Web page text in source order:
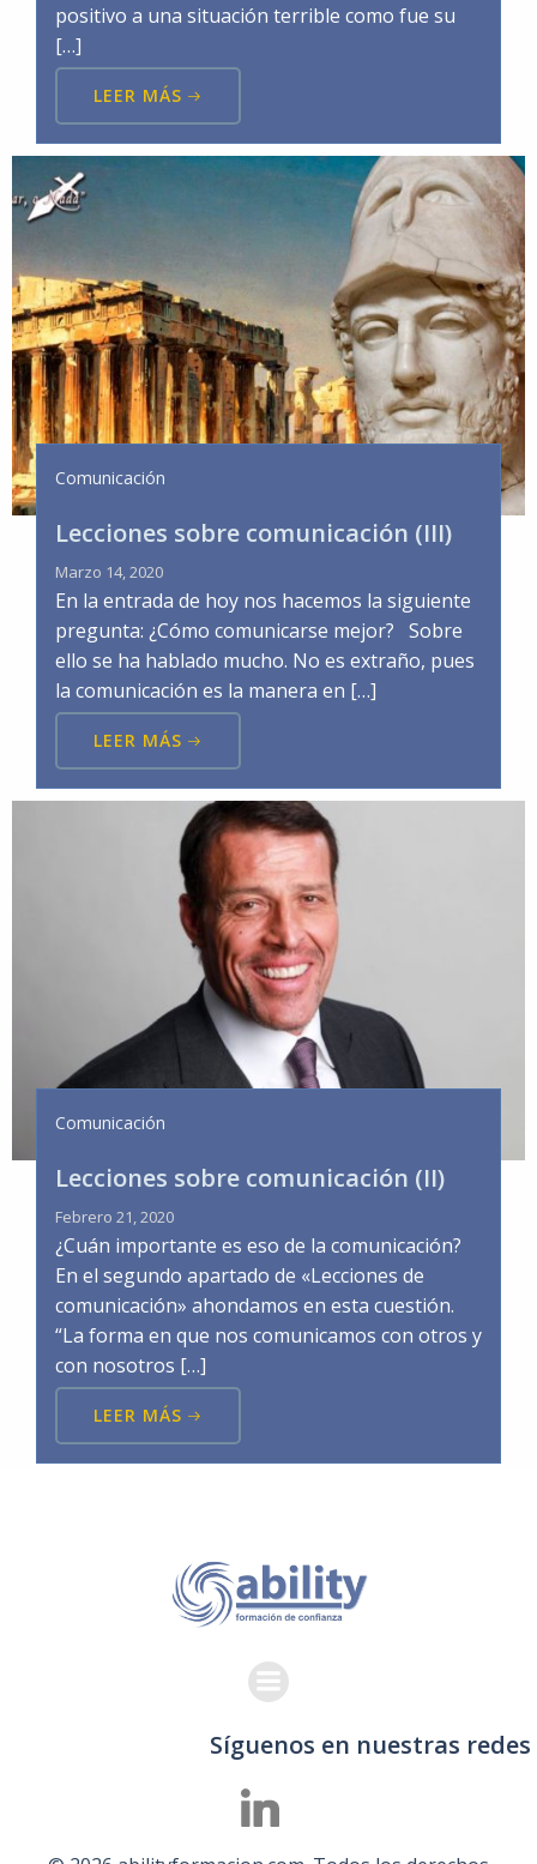
positivo a una situación terrible como fue su
[…]
LEER MÁS
Comunicación
Lecciones sobre comunicación (III)
Marzo 14, 2020
En la entrada de hoy nos hacemos la siguiente
pregunta: ¿Cómo comunicarse mejor? Sobre
ello se ha hablado mucho. No es extraño, pues
la comunicación es la manera en […]
LEER MÁS
Comunicación
Lecciones sobre comunicación (II)
Febrero 21, 2020
¿Cuán importante es eso de la comunicación?
En el segundo apartado de «Lecciones de
comunicación» ahondamos en esta cuestión.
“La forma en que nos comunicamos con otros y
con nosotros […]
LEER MÁS
Síguenos en nuestras redes